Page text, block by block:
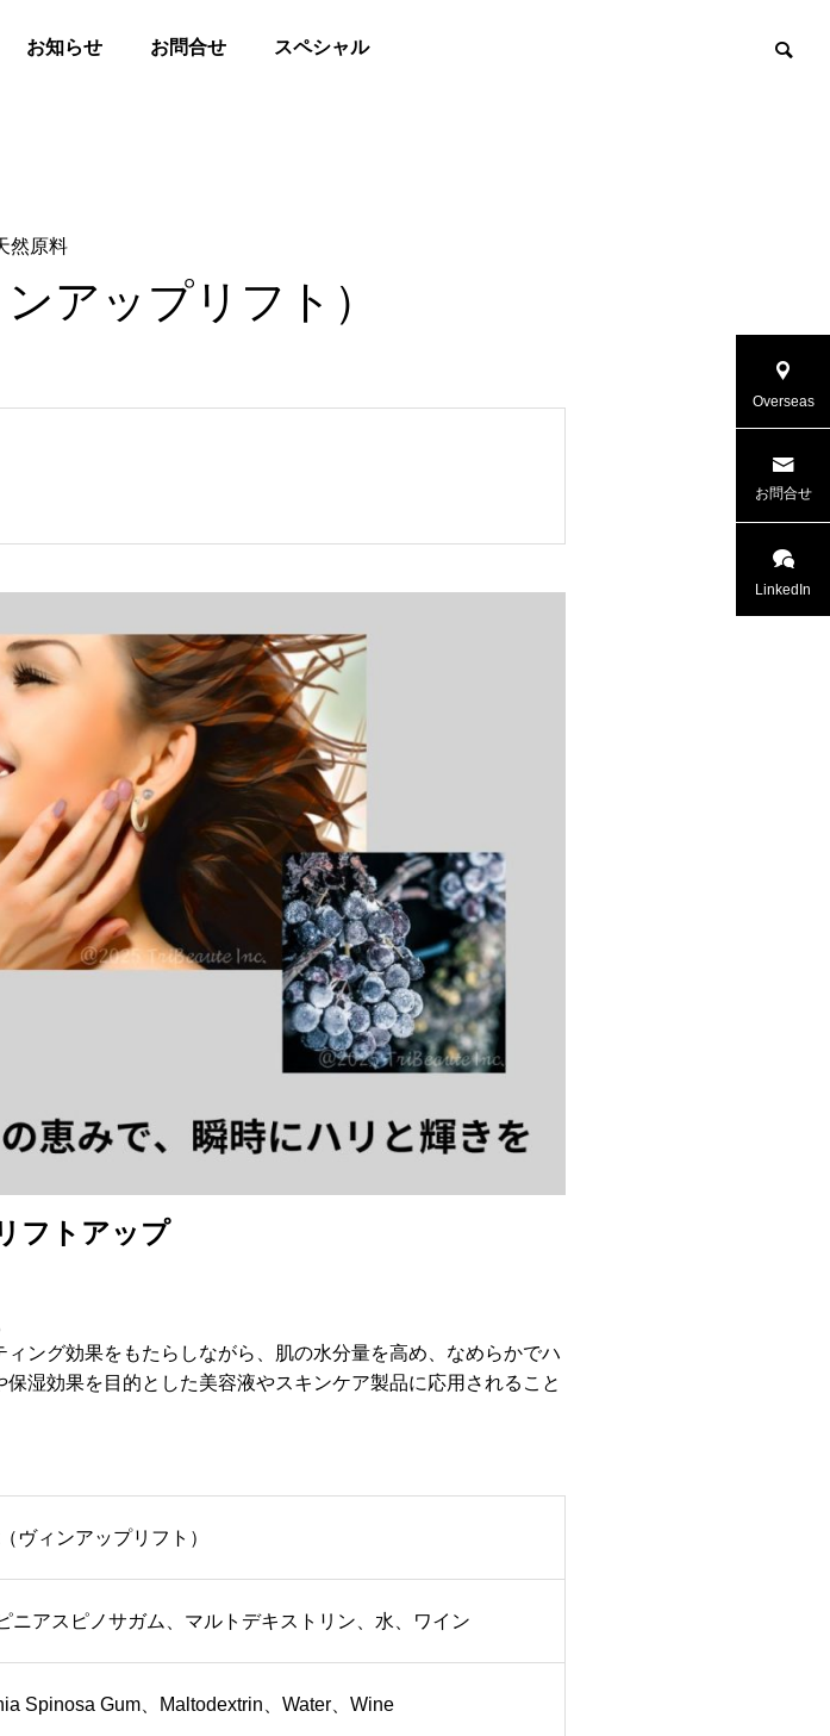
お知らせ お問合せ スペシャル
然原料
アップリフト）
フトアップ
ング効果をもたらしながら、肌の水分量を高め、なめらかでハ
湿効果を目的とした美容液やスキンケア製品に応用されること
ヴィンアップリフト）
ニアスピノサガム、マルトデキストリン、水、ワイン
Spinosa Gum、Maltodextrin、Water、Wine
Overseas
お問合せ
LinkedIn